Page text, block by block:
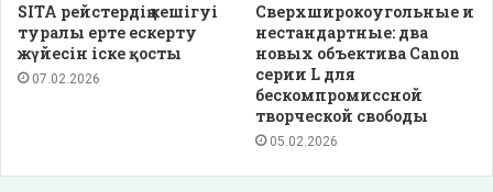
SITA рейстердің кешігуі
туралы ерте ескерту
жүйесін іске қосты
07.02.2026
Сверхширокоугольные и
нестандартные: два
новых объектива Canon
серии L для
бескомпромиссной
творческой свободы
05.02.2026